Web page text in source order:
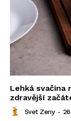
Lehká svačina
zdravější
Svet Zeny -